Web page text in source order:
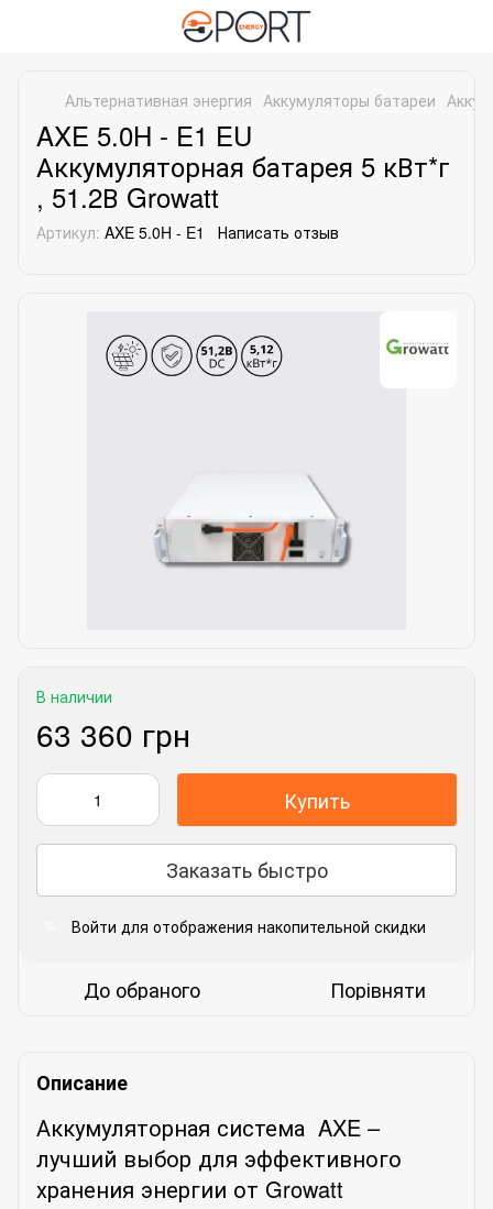
Альтернативная энергия Аккумуляторы батареи
AXE 5.0H - E1 EU
Аккумуляторная батарея 5 кВт*г
, 51.2В Growatt
Артикул: AXE 5.0H - E1 Написать отзыв
В наличии
63 360 грн
Купить
Заказать быстро
Войти для отображения накопительной скидки
До обраного Порівняти
Описание
Аккумуляторная система AXE –
лучший выбор для эффективного
хранения энергии от Growatt